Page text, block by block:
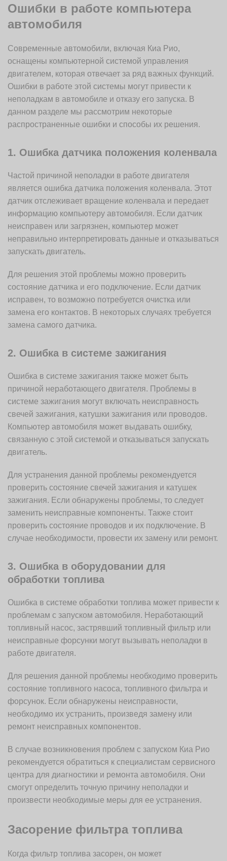
Ошибки в работе компьютера
автомобиля
Современные автомобили, включая Киа Рио,
оснащены компьютерной системой управления
двигателем, которая отвечает за ряд важных функций.
Ошибки в работе этой системы могут привести к
неполадкам в автомобиле и отказу его запуска. В
данном разделе мы рассмотрим некоторые
распространенные ошибки и способы их решения.
1. Ошибка датчика положения коленвала
Частой причиной неполадки в работе двигателя
является ошибка датчика положения коленвала. Этот
датчик отслеживает вращение коленвала и передает
информацию компьютеру автомобиля. Если датчик
неисправен или загрязнен, компьютер может
неправильно интерпретировать данные и отказываться
запускать двигатель.
Для решения этой проблемы можно проверить
состояние датчика и его подключение. Если датчик
исправен, то возможно потребуется очистка или
замена его контактов. В некоторых случаях требуется
замена самого датчика.
2. Ошибка в системе зажигания
Ошибка в системе зажигания также может быть
причиной неработающего двигателя. Проблемы в
системе зажигания могут включать неисправность
свечей зажигания, катушки зажигания или проводов.
Компьютер автомобиля может выдавать ошибку,
связанную с этой системой и отказываться запускать
двигатель.
Для устранения данной проблемы рекомендуется
проверить состояние свечей зажигания и катушек
зажигания. Если обнаружены проблемы, то следует
заменить неисправные компоненты. Также стоит
проверить состояние проводов и их подключение. В
случае необходимости, провести их замену или ремонт.
3. Ошибка в оборудовании для
обработки топлива
Ошибка в системе обработки топлива может привести к
проблемам с запуском автомобиля. Неработающий
топливный насос, застрявший топливный фильтр или
неисправные форсунки могут вызывать неполадки в
работе двигателя.
Для решения данной проблемы необходимо проверить
состояние топливного насоса, топливного фильтра и
форсунок. Если обнаружены неисправности,
необходимо их устранить, произведя замену или
ремонт неисправных компонентов.
В случае возникновения проблем с запуском Киа Рио
рекомендуется обратиться к специалистам сервисного
центра для диагностики и ремонта автомобиля. Они
смогут определить точную причину неполадки и
произвести необходимые меры для ее устранения.
Засорение фильтра топлива
Когда фильтр топлива засорен, он может